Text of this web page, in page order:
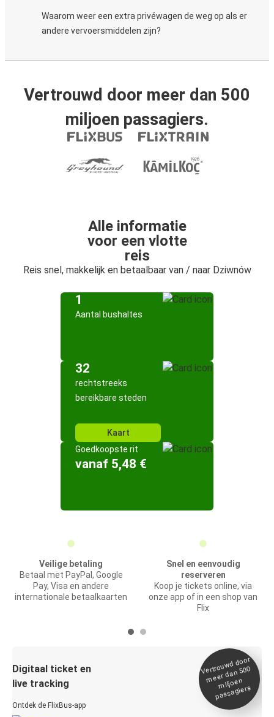
Waarom weer een extra privéwagen de weg op als er
andere vervoersmiddelen zijn?
Vertrouwd door meer dan 500
miljoen passagiers.
Alle informatie
voor een vlotte
reis
Reis snel, makkelijk en betaalbaar van / naar Dziwnów
1
Aantal bushaltes
32
rechtstreeks
bereikbare steden
Kaart
Goedkoopste rit
vanaf 5,48 €
Veilige betaling
Betaal met PayPal, Google
Pay, Visa en andere
internationale betaalkaarten
Snel en eenvoudig
reserveren
Koop je tickets online, via
onze app of in een shop van
Flix
Digitaal ticket en
live tracking
Ontdek de FlixBus-app
Vertrou
wd door
meer dan 500
miljoen
passagiers